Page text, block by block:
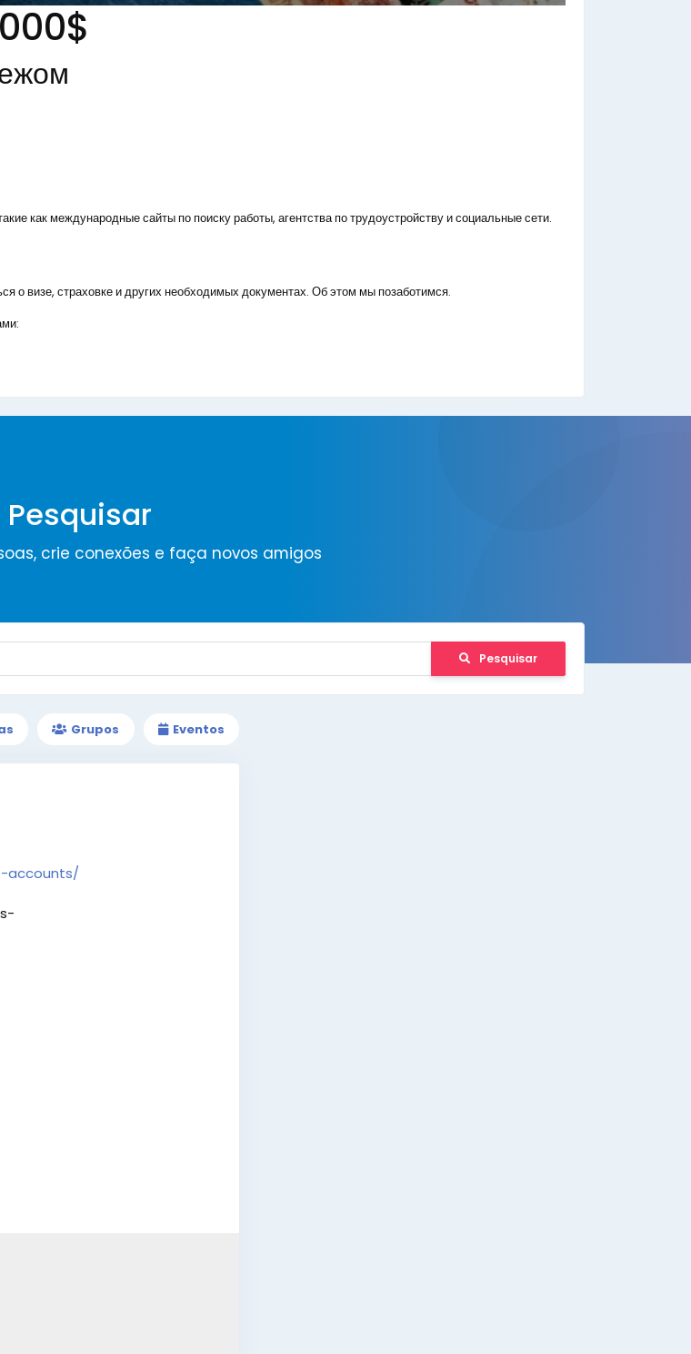
как международные сайты по поиску работы, агентства по трудоустройству и социальные сети.
о визе, страховке и других необходимых документах. Об этом мы позаботимся.
Pesquisar
crie conexões e faça novos amigos
Pesquisar
Grupos Eventos
accounts/